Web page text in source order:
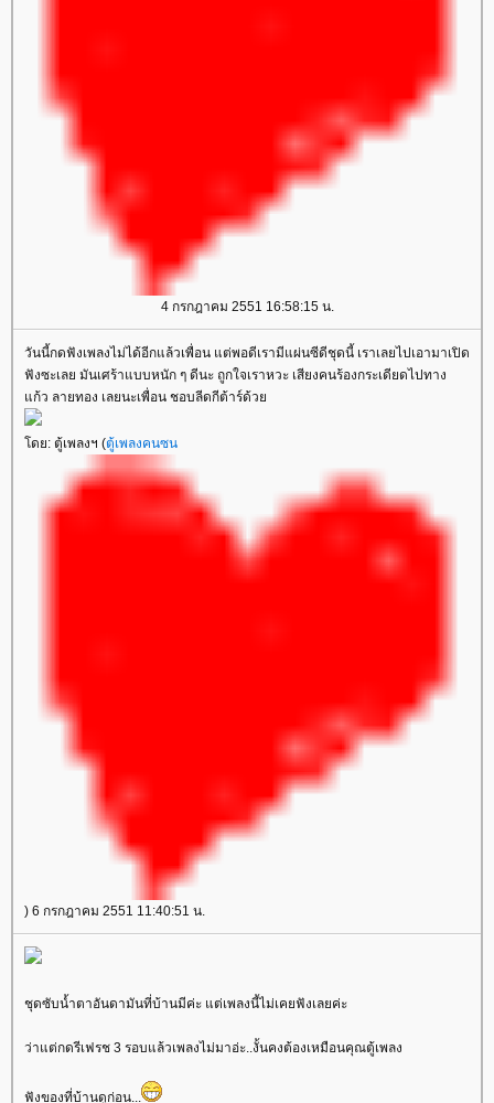
4 กรกฎาคม 2551 16:58:15 น.
วันนี้กดฟังเพลงไม่ได้อีกแล้วเพื่อน แต่พอดีเรามีแผ่นซีดีชุดนี้ เราเลยไปเอามาเปิด
ฟังซะเลย มันเศร้าแบบหนัก ๆ ดีนะ ถูกใจเราหวะ เสียงคนร้องกระเดียดไปทาง
ก้ว ลายทอง เลยนะเพื่อน ชอบลีดกีต้าร์ด้ว
ดย: ตู้เพลงฯ (ตู้เพลงคนซน
) 6 กรกฎาคม 2551 11:40:51 น.
ชุดซับน้ำตาอันดามันที่บ้านมีค่ะ แต่เพลงนี้ไม่เคยฟังเลยค่ะ
ว่าแต่กดรีเฟรช 3 รอบแล้วเพลงไม่มาอ่ะ..งั้นคงต้องเหมือนคุณตู้เพลง
ฟังของที่บ้านดูก่อน...